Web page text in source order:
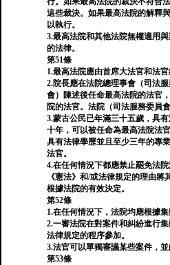
這些裁決。如果最高法院的解釋
以執行。
3.最高法院和其他法院無權適用
的法律。
第51條
1.最高法院應由首席大法官和法官
2.院長應在法院總理事會（司法
會）陳述後任命最高法院的法官
院的法官。法院（司法服務委員會
3.蒙古公民已年滿三十五歲，具
十年，可以被任命為最高法院法
具有法律學歷並且至少三年的專
法官。
4.在任何情況下都應禁止罷免法
《憲法》和/或法律規定的理由
根據法院的有效決定。
第52條
1.在任何情況下，法院均應根據
2.一審法院在對案件和糾紛進行
法律規定的程序參加。
3.法官可以單獨審議某些案件，
第53條